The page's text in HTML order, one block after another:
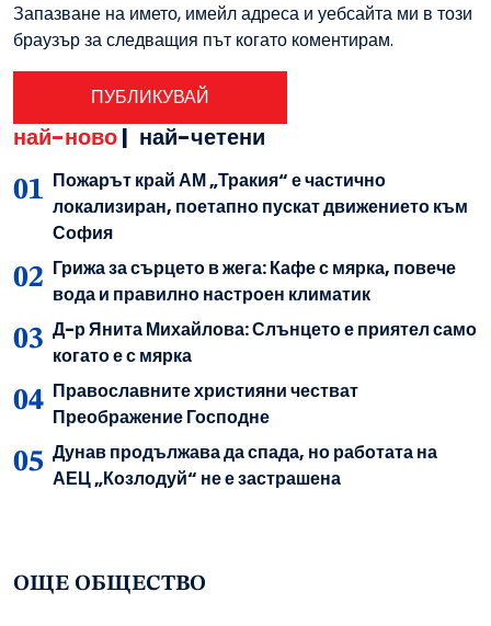
Запазване на името, имейл адреса и уебсайта ми в този
браузър за следващия път когато коментирам.
най-ново| най-четени
Пожарът край АМ „Тракия“ е частично
локализиран, поетапно пускат движението към
София
Грижа за сърцето в жега: Кафе с мярка, повече
вода и правилно настроен климатик
Д-р Янита Михайлова: Слънцето е приятел само
когато е с мярка
Православните християни честват
Преображение Господне
Дунав продължава да спада, но работата на
АЕЦ „Козлодуй“ не е застрашена
ОЩЕ ОБЩЕСТВО